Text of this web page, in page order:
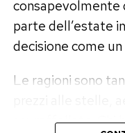
Anche utilizzare il
è fissato al
surriscaldamento.
consapevolmente
parte dell’estate
decisione come
Le ragioni sono
sovraffollate. Chi